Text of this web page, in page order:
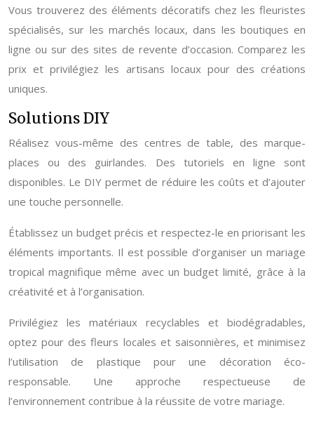
Vous trouverez des éléments décoratifs chez les fleuristes
spécialisés, sur les marchés locaux, dans les boutiques en
ligne ou sur des sites de revente d’occasion. Comparez les
prix et privilégiez les artisans locaux pour des créations
uniques.
Solutions DIY
Réalisez vous-même des centres de table, des marque-
places ou des guirlandes. Des tutoriels en ligne sont
disponibles. Le DIY permet de réduire les coûts et d’ajouter
une touche personnelle.
Établissez un budget précis et respectez-le en priorisant les
éléments importants. Il est possible d’organiser un mariage
tropical magnifique même avec un budget limité, grâce à la
créativité et à l’organisation.
Privilégiez les matériaux recyclables et biodégradables,
optez pour des fleurs locales et saisonnières, et minimisez
l’utilisation de plastique pour une décoration éco-
responsable. Une approche respectueuse de
l’environnement contribue à la réussite de votre mariage.